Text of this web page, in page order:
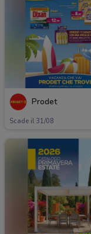
Prodet
Scade il 31/08